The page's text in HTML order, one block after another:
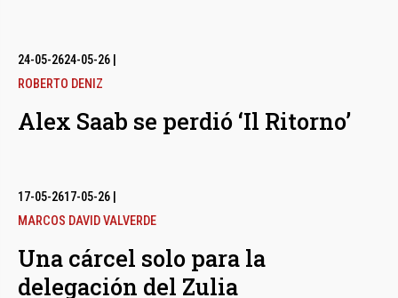
24-05-2624-05-26
ROBERTO DENIZ
Alex Saab se perdió ‘Il Ritorno’
17-05-2617-05-26
MARCOS DAVID VALVERDE
Una cárcel solo para la
delegación del Zulia